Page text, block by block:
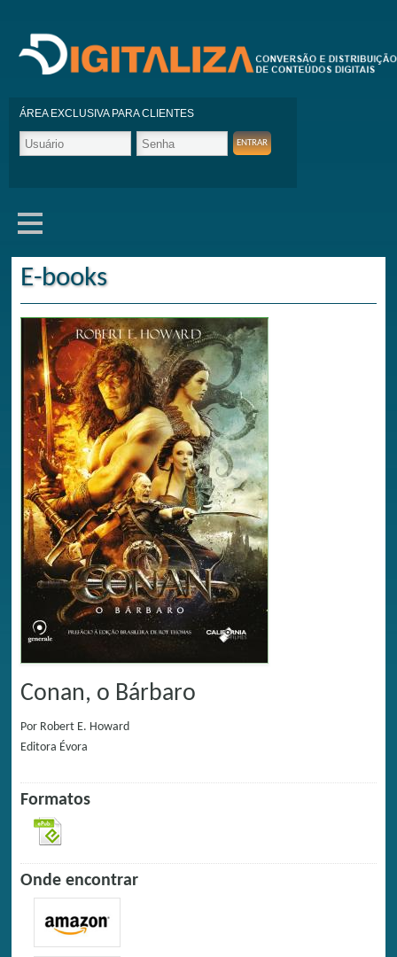
ÁREA EXCLUSIVA PARA CLIENTES
E-books
Conan, o Bárbaro
Por Robert E. Howard
Editora Évora
Formatos
Onde encontrar